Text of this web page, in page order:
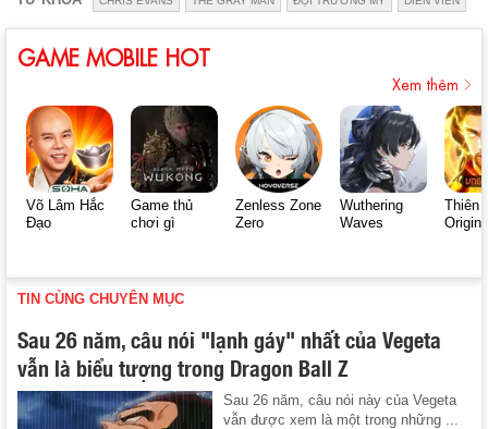
GAME MOBILE HOT
Xem thêm
Võ Lâm Hắc
Đạo
Game thủ
chơi gì
Zenless Zone
Zero
Wuthering
Waves
Thiên
Origin
TIN CÙNG CHUYÊN MỤC
Sau 26 năm, câu nói "lạnh gáy" nhất của Vegeta
vẫn là biểu tượng trong Dragon Ball Z
Sau 26 năm, câu nói này của Vegeta
vẫn được xem là một trong những ...